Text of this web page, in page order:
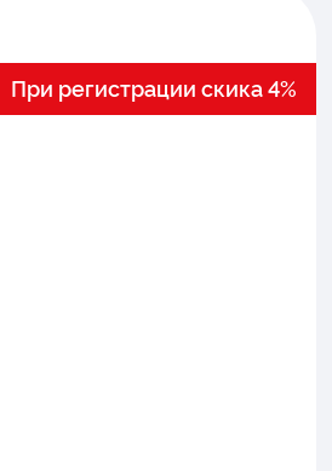
При регистрации скика 4%